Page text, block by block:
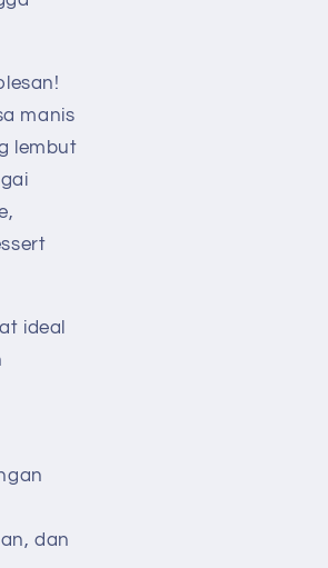
manis
lembut
ideal
dan